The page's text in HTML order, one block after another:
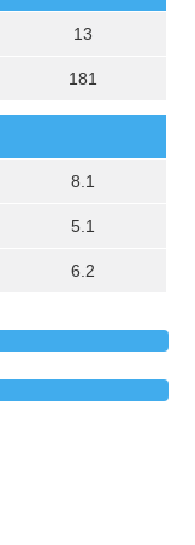
13
181
8.1
5.1
6.2